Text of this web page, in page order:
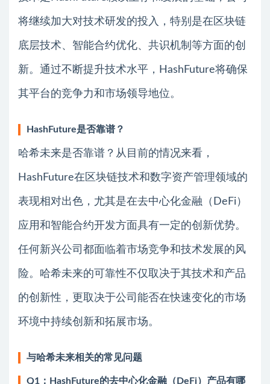
将继续加大对技术研发的投入，特别是在区块链
底层技术、智能合约优化、共识机制等方面的创
新。通过不断提升技术水平，HashFuture将确保
其平台的竞争力和市场领导地位。
HashFuture是否靠谱？
哈希未来是否靠谱？从目前的情况来看，
HashFuture在区块链技术和数字资产管理领域的
表现相对出色，尤其是在去中心化金融（DeFi）
应用和智能合约开发方面具有一定的创新优势。
任何新兴公司都面临着市场竞争和技术发展的风
险。哈希未来的可靠性不仅取决于其技术和产品
的创新性，更取决于公司能否在快速变化的市场
环境中持续创新和拓展市场。
与哈希未来相关的常见问题
Q1：HashFuture的去中心化金融（DeFi）产品有哪